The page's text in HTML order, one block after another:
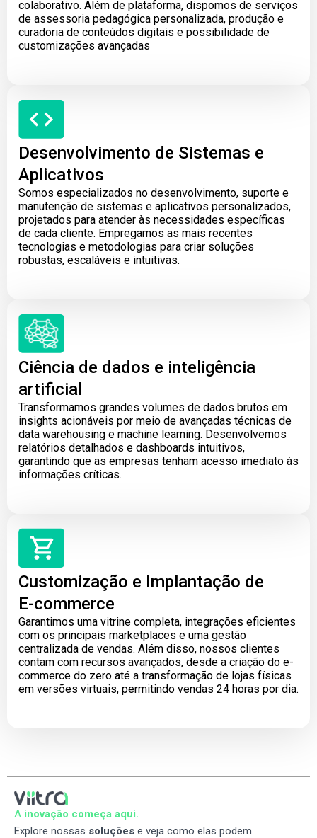
colaborativo. Além de plataforma, dispomos de serviços
de assessoria pedagógica personalizada, produção e
curadoria de conteúdos digitais e possibilidade de
customizações avançadas
Desenvolvimento de Sistemas e
Aplicativos
Somos especializados no desenvolvimento, suporte e
manutenção de sistemas e aplicativos personalizados,
projetados para atender às necessidades específicas
de cada cliente. Empregamos as mais recentes
tecnologias e metodologias para criar soluções
robustas, escaláveis e intuitivas.
Ciência de dados e inteligência
artificial
Transformamos grandes volumes de dados brutos em
insights acionáveis por meio de avançadas técnicas de
data warehousing e machine learning. Desenvolvemos
relatórios detalhados e dashboards intuitivos,
garantindo que as empresas tenham acesso imediato às
informações críticas.
Customização e Implantação de
E-commerce
Garantimos uma vitrine completa, integrações eficientes
com os principais marketplaces e uma gestão
centralizada de vendas. Além disso, nossos clientes
contam com recursos avançados, desde a criação do e-
commerce do zero até a transformação de lojas físicas
em versões virtuais, permitindo vendas 24 horas por dia.
A inovação começa aqui.
Explore nossas soluções e veja como elas podem